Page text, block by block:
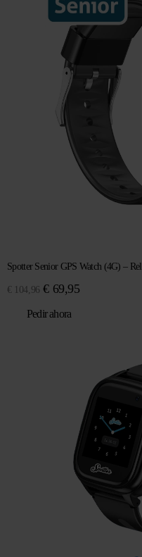
Spotter Senior GPS Watch (4G) –
€ 104,96 El
original
€ 69,95El
Pedir ahora